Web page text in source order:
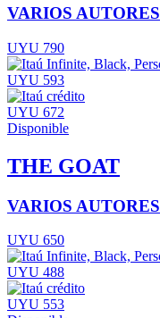
VARIOS AUTORES
UYU 790
UYU 593
UYU 672
Disponible
THE GOAT
VARIOS AUTORES
UYU 650
UYU 488
UYU 553